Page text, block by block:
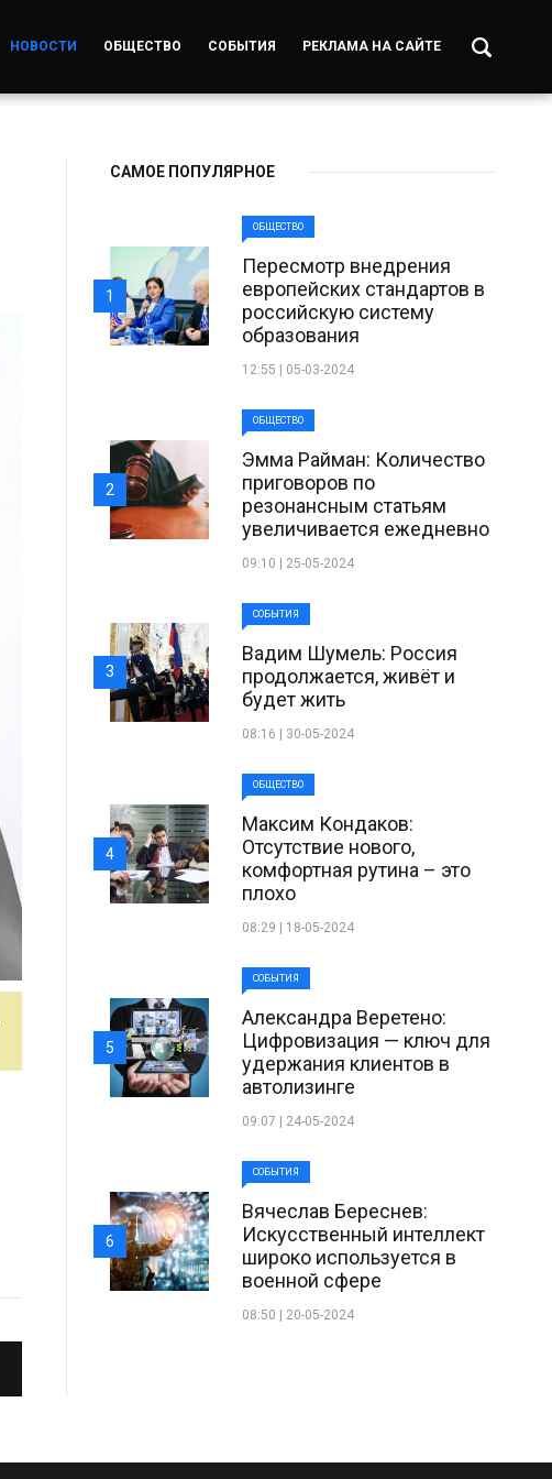
НОВОСТИ ОБЩЕСТВО СОБЫТИЯ РЕКЛАМА НА САЙТЕ
САМОЕ ПОПУЛЯРНОЕ
ОБЩЕСТВО
Пересмотр внедрения
европейских стандартов в
российскую систему
образования
12:55 | 05-03-2024
1
ОБЩЕСТВО
Эмма Райман: Количество
приговоров по
резонансным статьям
увеличивается ежедневно
09:10 | 25-05-2024
2
СОБЫТИЯ
Вадим Шумель: Россия
продолжается, живёт и
будет жить
08:16 | 30-05-2024
3
ОБЩЕСТВО
Максим Кондаков:
Отсутствие нового,
комфортная рутина – это
плохо
08:29 | 18-05-2024
4
СОБЫТИЯ
Александра Веретено:
Цифровизация — ключ для
удержания клиентов в
автолизинге
09:07 | 24-05-2024
5
СОБЫТИЯ
Вячеслав Береснев:
Искусственный интеллект
широко используется в
военной сфере
08:50 | 20-05-2024
6